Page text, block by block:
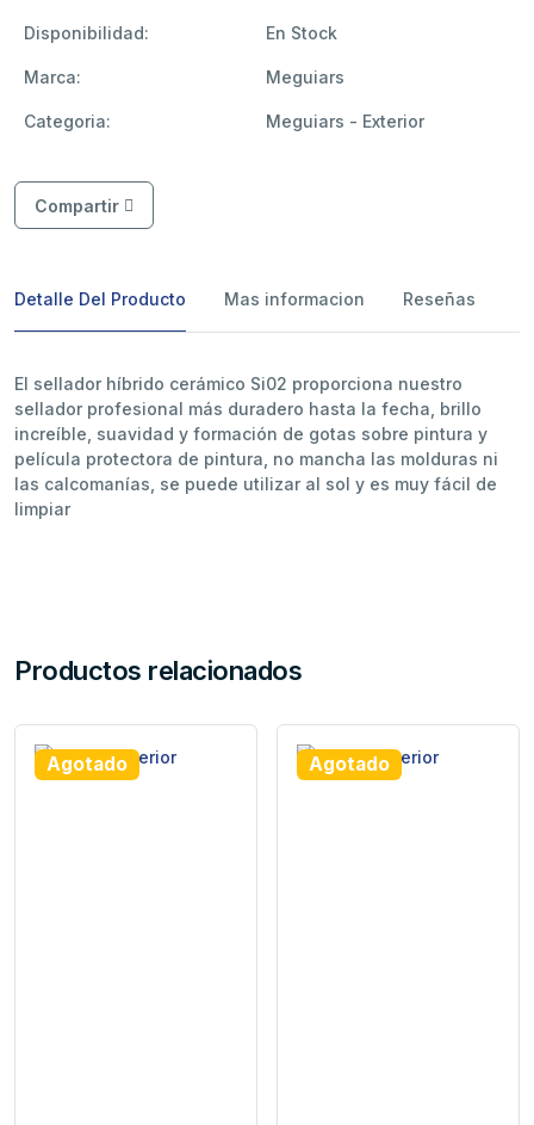
Disponibilidad: En Stock
Marca: Meguiars
Categoria: Meguiars - Exterior
Compartir
Detalle Del Producto Mas informacion Reseñas
El sellador híbrido cerámico Si02 proporciona nuestro
sellador profesional más duradero hasta la fecha, brillo
increíble, suavidad y formación de gotas sobre pintura y
película protectora de pintura, no mancha las molduras ni
las calcomanías, se puede utilizar al sol y es muy fácil de
limpiar
Productos relacionados
Agotado Agotado